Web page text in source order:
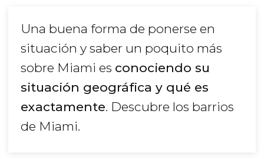
Una buena forma de ponerse en
situación y saber un poquito más
sobre Miami es conociendo su
situación geográfica y qué es
exactamente. Descubre los barrios
de Miami.